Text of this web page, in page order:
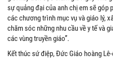
sự quảng đại của anh chị em sẽ góp
các chương trình mục vụ và giáo lý,
chăm sóc những nhu cầu về y tế và
các vùng truyền giáo”.
Kết thúc sứ điệp, Đức Giáo hoàng